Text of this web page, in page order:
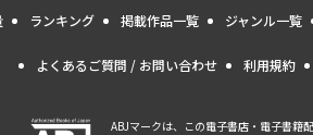
ランキング 掲載作品一覧 ジャンル一覧
よくあるご質問 / お問い合わせ 利用規約
ABJマークは、この電子書店・電子書籍